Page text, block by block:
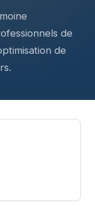
de
de